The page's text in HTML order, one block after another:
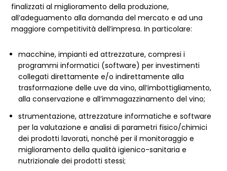
finalizzati al miglioramento della produzione,
all’adeguamento alla domanda del mercato e ad una
maggiore competitività dell’impresa. In particolare:
macchine, impianti ed attrezzature, compresi i
programmi informatici (software) per investimenti
collegati direttamente e/o indirettamente alla
trasformazione delle uve da vino, all’imbottigliamento,
alla conservazione e all’immagazzinamento del vino;
strumentazione, attrezzature informatiche e software
per la valutazione e analisi di parametri fisico/chimici
dei prodotti lavorati, nonché per il monitoraggio e
miglioramento della qualità igienico-sanitaria e
nutrizionale dei prodotti stessi;